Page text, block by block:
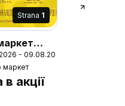
Strana 1
дня
- 09.08.2026
маркет
в акції